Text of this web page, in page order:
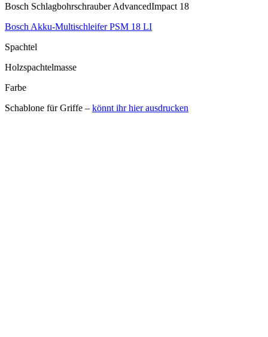
Bosch Schlagbohrschrauber AdvancedImpact 18
Bosch Akku-Multischleifer PSM 18 LI
Spachtel
Holzspachtelmasse
Farbe
Schablone für Griffe – könnt ihr hier ausdrucken